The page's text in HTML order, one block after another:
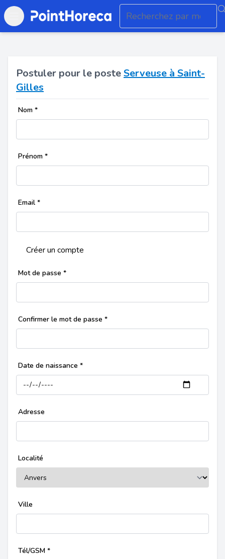
Open main menu
Postuler pour le posteServeuse à Saint-
Gilles
Nom *
Prénom *
Email *
Créer un compte
Mot de passe *
Confirmer le mot de passe *
Date de naissance *
Adresse
Localité
Ville
Tél/GSM *